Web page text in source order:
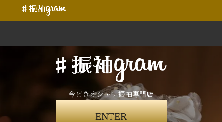
今どきオシャレ振袖専門店
ENTER